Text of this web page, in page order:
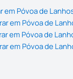
em Póvoa de
em Póvoa de
em Póvoa de
em Póvoa de